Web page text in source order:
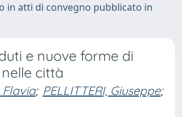
in atti di convegno pubblicato in
e nuove forme di
città
Flavia; PELLITTERI, Giuseppe;